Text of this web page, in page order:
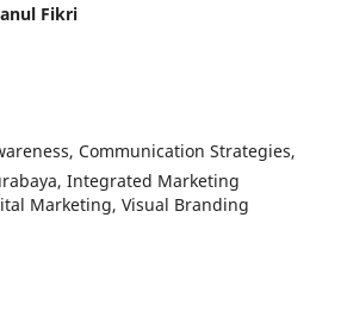
Fikri
Communication Strategies,
Integrated Marketing
Marketing, Visual Branding